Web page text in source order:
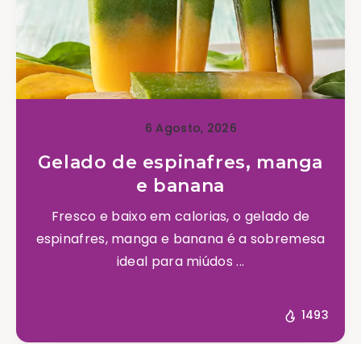
6 Agosto, 2026
Gelado de espinafres, manga
e banana
Fresco e baixo em calorias, o gelado de
espinafres, manga e banana é a sobremesa
ideal para miúdos ...
1493